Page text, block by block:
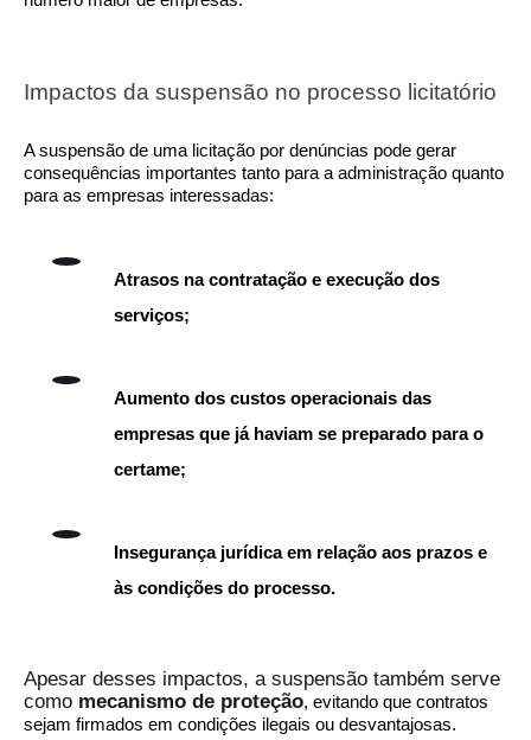
Impactos da suspensão no processo licitatório
A suspensão de uma licitação por denúncias pode gerar
consequências importantes tanto para a administração quanto
para as empresas interessadas:
Atrasos na contratação e execução dos
serviços;
Aumento dos custos operacionais das
empresas que já haviam se preparado para o
certame;
Insegurança jurídica em relação aos prazos e
às condições do processo.
Apesar desses impactos, a suspensão também serve
como mecanismo de proteção, evitando que contratos
sejam firmados em condições ilegais ou desvantajosas.